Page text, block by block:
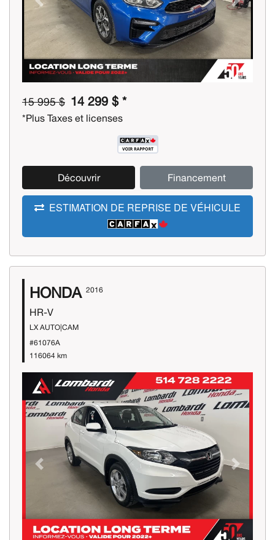
Previous Next
15 995 $ 14 299 $ *
*Plus Taxes et licenses
Découvrir Financement
ESTIMATION DE REPRISE DE VÉHICULE
HONDA 2016
HR-V
LX AUTO|CAM
#61076A
116064 km
Previous Next